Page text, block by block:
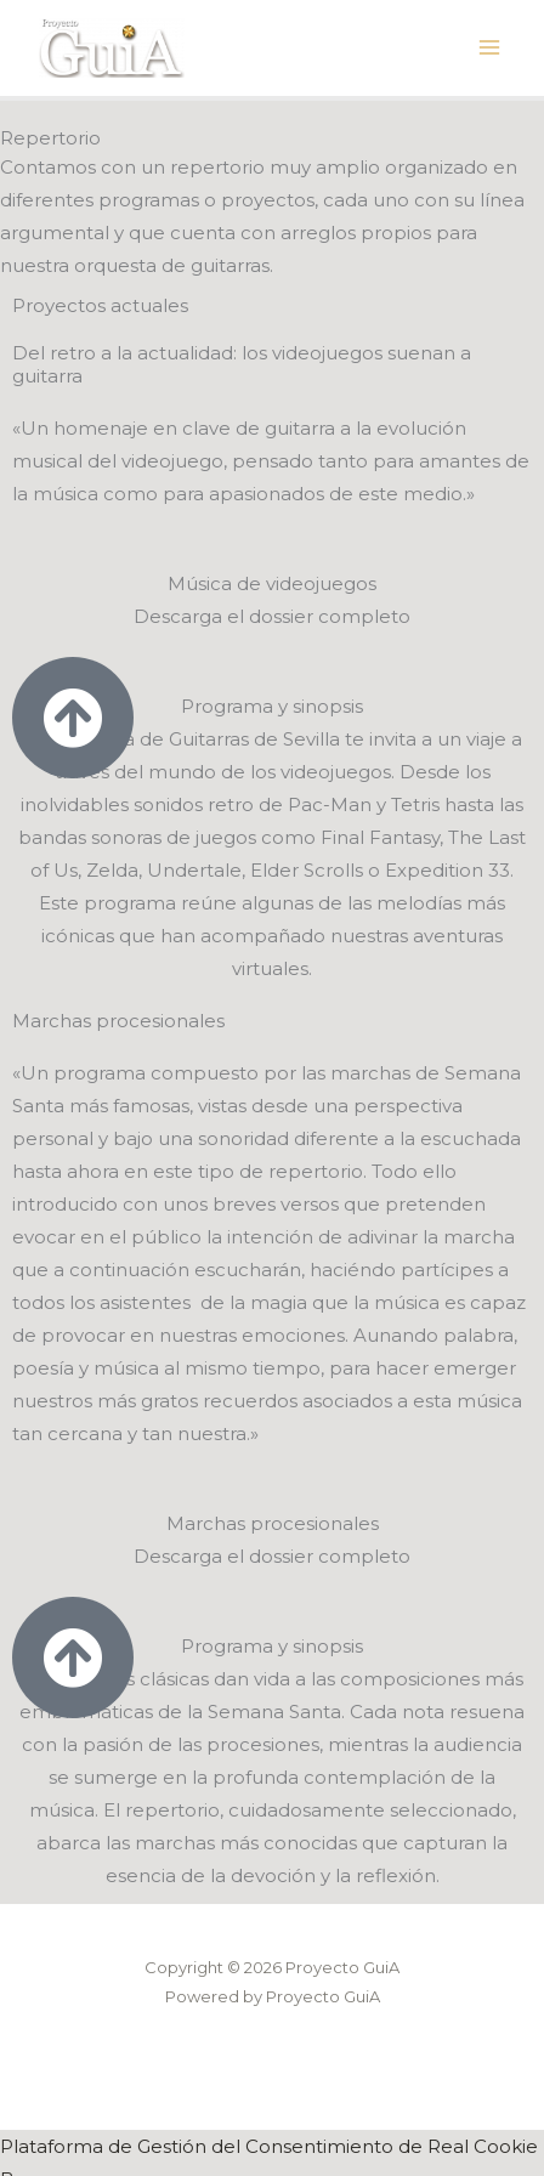
contenido
Repertorio
Contamos con un repertorio muy amplio organizado en
diferentes programas o proyectos, cada uno con su línea
argumental y que cuenta con arreglos propios para
nuestra orquesta de guitarras.
Proyectos actuales
Del retro a la actualidad: los videojuegos suenan a
guitarra
«Un homenaje en clave de guitarra a la evolución
musical del videojuego, pensado tanto para amantes de
la música como para apasionados de este medio.»
Música de videojuegos
Descarga el dossier completo
Programa y sinopsis
La Orquesta de Guitarras de Sevilla te invita a un viaje a
través del mundo de los videojuegos. Desde los
inolvidables sonidos retro de Pac-Man y Tetris hasta las
bandas sonoras de juegos como Final Fantasy, The Last
of Us, Zelda, Undertale, Elder Scrolls o Expedition 33.
Este programa reúne algunas de las melodías más
icónicas que han acompañado nuestras aventuras
virtuales.
Marchas procesionales
«Un programa compuesto por las marchas de Semana
Santa más famosas, vistas desde una perspectiva
personal y bajo una sonoridad diferente a la escuchada
hasta ahora en este tipo de repertorio. Todo ello
introducido con unos breves versos que pretenden
evocar en el público la intención de adivinar la marcha
que a continuación escucharán, haciéndo partícipes a
todos los asistentes de la magia que la música es capaz
de provocar en nuestras emociones. Aunando palabra,
poesía y música al mismo tiempo, para hacer emerger
nuestros más gratos recuerdos asociados a esta música
tan cercana y tan nuestra.»
Marchas procesionales
Descarga el dossier completo
Programa y sinopsis
Las guitarras clásicas dan vida a las composiciones más
emblemáticas de la Semana Santa. Cada nota resuena
con la pasión de las procesiones, mientras la audiencia
se sumerge en la profunda contemplación de la
música. El repertorio, cuidadosamente seleccionado,
abarca las marchas más conocidas que capturan la
esencia de la devoción y la reflexión.
Copyright © 2026 Proyecto GuiA
Powered by Proyecto GuiA
Plataforma de Gestión del Consentimiento de Real Cookie